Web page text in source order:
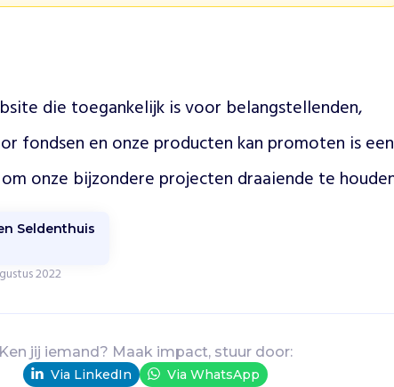
die toegankelijk is voor belangstellenden,
fondsen en onze producten kan promoten is een
Seldenthuis
2022
Ken jij iemand? Maak impact, stuur door:
Via LinkedIn Via WhatsApp